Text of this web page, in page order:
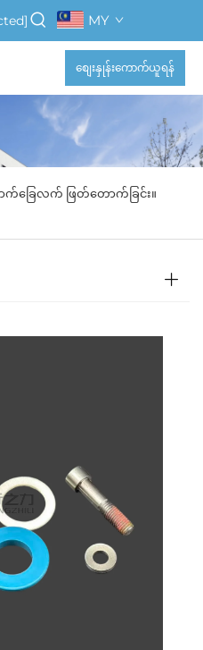
MY
စျေးနှုန်းကောက်ယူရန်
က်ခြေလက် ဖြတ်တောက်ခြင်း။